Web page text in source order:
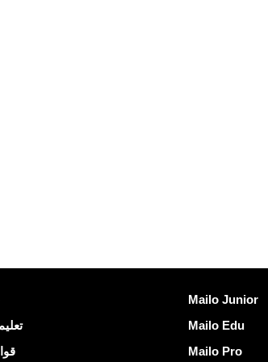
اكتشف Mailo
Mailo Junior
Mailo Edu
Mailo Pro